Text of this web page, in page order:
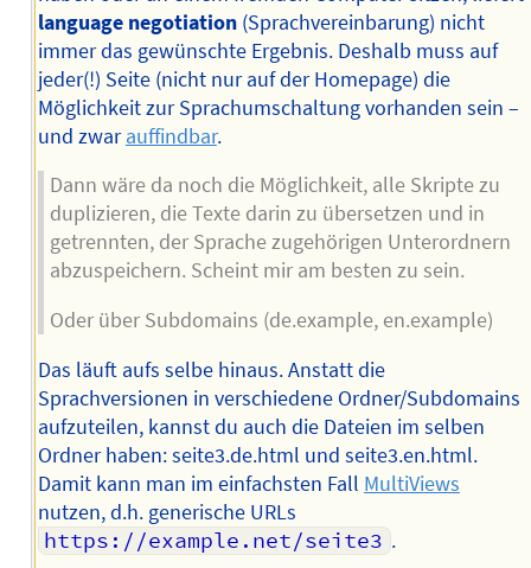
language negotiation(Sprachvereinbarung) nicht
immer das gewünschte Ergebnis. Deshalb muss auf
jeder(!) Seite (nicht nur auf der Homepage) die
Möglichkeit zur Sprachumschaltung vorhanden sein –
und zwarauffindbar.
Dann wäre da noch die Möglichkeit, alle Skripte zu
duplizieren, die Texte darin zu übersetzen und in
getrennten, der Sprache zugehörigen Unterordnern
abzuspeichern. Scheint mir am besten zu sein.
Oder über Subdomains (de.example, en.example)
Das läuft aufs selbe hinaus. Anstatt die
Sprachversionen in verschiedene Ordner/Subdomains
aufzuteilen, kannst du auch die Dateien im selben
Ordner haben: seite3.de.html und seite3.en.html.
Damit kann man im einfachsten Fall MultiViews
nutzen, d.h. generische URLs
https://example.net/seite3 .